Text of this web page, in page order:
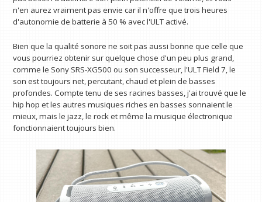
n'en aurez vraiment pas envie car il n'offre que trois heures
d'autonomie de batterie à 50 % avec l'ULT activé.
Bien que la qualité sonore ne soit pas aussi bonne que celle que
vous pourriez obtenir sur quelque chose d'un peu plus grand,
comme le Sony SRS-XG500 ou son successeur, l'ULT Field 7, le
son est toujours net, percutant, chaud et plein de basses
profondes. Compte tenu de ses racines basses, j'ai trouvé que le
hip hop et les autres musiques riches en basses sonnaient le
mieux, mais le jazz, le rock et même la musique électronique
fonctionnaient toujours bien.